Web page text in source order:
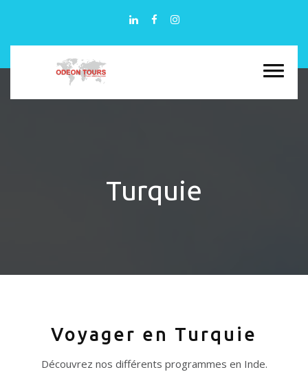
Turquie
Voyager en Turquie
Découvrez nos différents programmes en Inde.